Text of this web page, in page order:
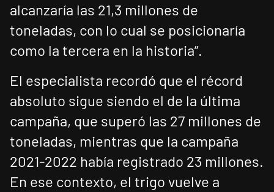
alcanzaría las 21,3 millones de
toneladas, con lo cual se posicionaría
como la tercera en la historia”.
El especialista recordó que el récord
absoluto sigue siendo el de la última
campaña, que superó las 27 millones de
toneladas, mientras que la campaña
2021-2022 había registrado 23 millones.
En ese contexto, el trigo vuelve a